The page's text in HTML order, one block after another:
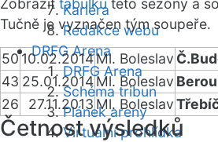
Kariéra
Redakce webu
DRFG Arena
DRFG Arena
Schéma tribun
Plánek areny
Virtuální prohlídka
Zobrazit tabulku této sezóny a
Tučně je vyznačen tým soupeře.
5010.02.2014Ml. Boleslav
43 25.01.2014Ml. Boleslav
26
27.11.2013 Ml. Boleslav
Četnost výsledků